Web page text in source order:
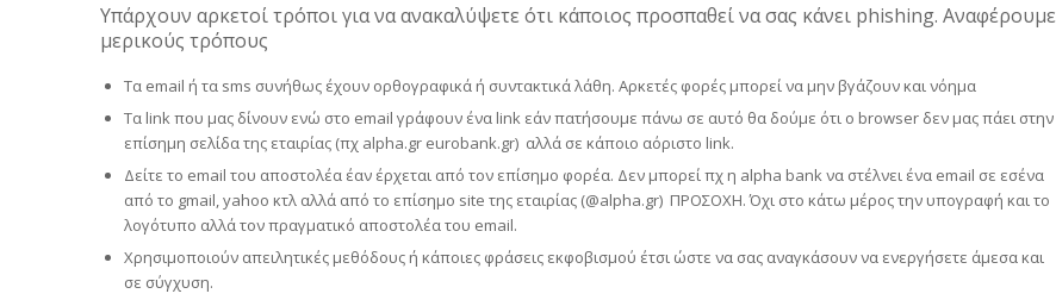
Υπάρχουν αρκετοί τρόποι για να ανακαλύψετε ότι κάποιος προσπαθεί να σας κάνει phishing. Αναφέρουμε
μερικούς τρόπους
Τα email ή τα sms συνήθως έχουν ορθογραφικά ή συντακτικά λάθη. Αρκετές φορές μπορεί να μην βγάζουν και νόημα
Τα link που μας δίνουν ενώ στο email γράφουν ένα link εάν πατήσουμε πάνω σε αυτό θα δούμε ότι ο browser δεν μας πάει στην
επίσημη σελίδα της εταιρίας (πχ alpha.gr eurobank.gr) αλλά σε κάποιο αόριστο link.
Δείτε το email του αποστολέα έαν έρχεται από τον επίσημο φορέα. Δεν μπορεί πχ η alpha bank να στέλνει ένα email σε εσένα
από το gmail, yahoo κτλ αλλά από το επίσημο site της εταιρίας (@alpha.gr) ΠΡΟΣΟΧΗ. Όχι στο κάτω μέρος την υπογραφή και το
λογότυπο αλλά τον πραγματικό αποστολέα του email.
Χρησιμοποιούν απειλητικές μεθόδους ή κάποιες φράσεις εκφοβισμού έτσι ώστε να σας αναγκάσουν να ενεργήσετε άμεσα και
σε σύγχυση.